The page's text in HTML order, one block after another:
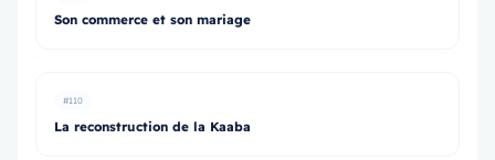
Son commerce et son mariage
#110
La reconstruction de la Kaaba